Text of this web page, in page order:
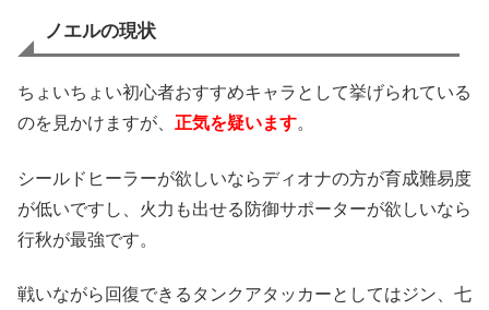
ノエルの現状
ちょいちょい初心者おすすめキャラとして挙げられている
のを見かけますが、 正気を疑います。
シールドヒーラーが欲しいならディオナの方が育成難易度
が低いですし、火力も出せる防御サポーターが欲しいなら
行秋が最強です。
戦いながら回復できるタンクアタッカーとしてはジン、七